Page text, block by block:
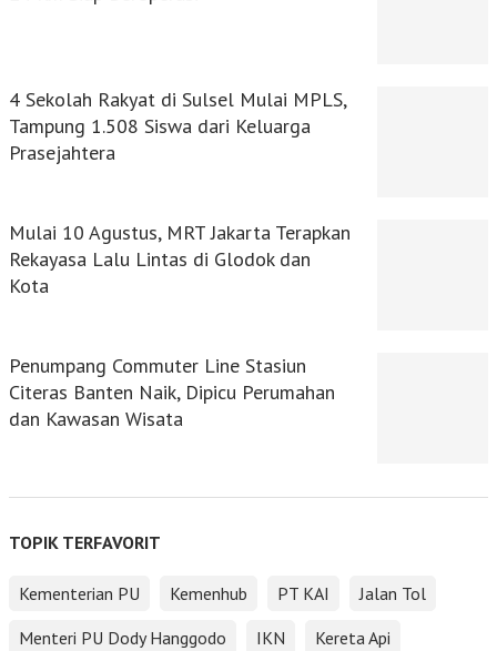
4 Sekolah Rakyat di Sulsel Mulai MPLS,
Tampung 1.508 Siswa dari Keluarga
Prasejahtera
Mulai 10 Agustus, MRT Jakarta Terapkan
Rekayasa Lalu Lintas di Glodok dan
Kota
Penumpang Commuter Line Stasiun
Citeras Banten Naik, Dipicu Perumahan
dan Kawasan Wisata
TOPIK TERFAVORIT
Kementerian PU Kemenhub PT KAI
Jalan Tol
Menteri PU Dody Hanggodo
IKN
Kereta Api